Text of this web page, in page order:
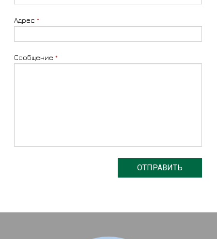
Адрес *
Сообщение *
ОТПРАВИТЬ